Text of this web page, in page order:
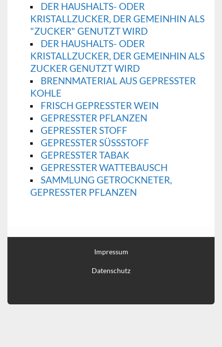
DER HAUSHALTS- ODER
KRISTALLZUCKER, DER GEMEINHIN ALS
"ZUCKER" GENUTZT WIRD
DER HAUSHALTS- ODER
KRISTALLZUCKER, DER GEMEINHIN ALS
ZUCKER GENUTZT WIRD
BRENNMATERIAL AUS GEPRESSTER
KOHLE
FRISCH GEPRESSTER WEIN
GEPRESSTER PFLANZEN
GEPRESSTER STOFF
GEPRESSTER SÜSSSTOFF
GEPRESSTER TABAK
GEPRESSTER WATTEBAUSCH
SAMMLUNG GETROCKNETER,
GEPRESSTER PFLANZEN
Impressum
Datenschutz